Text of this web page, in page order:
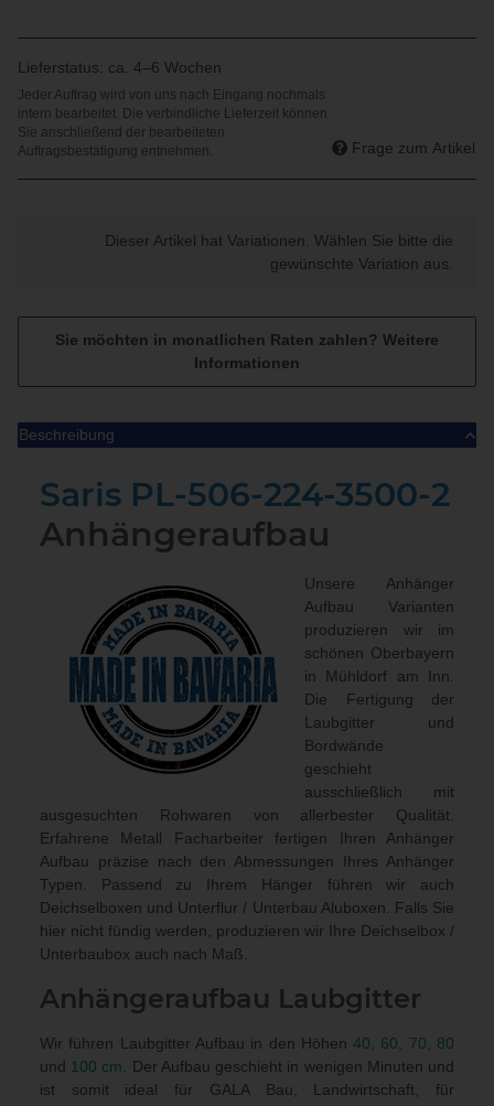
Lieferstatus: ca. 4–6 Wochen
Frage zum Artikel
Dieser Artikel hat Variationen. Wählen Sie bitte die
gewünschte Variation aus.
Sie möchten in monatlichen Raten zahlen? Weitere
Informationen
Beschreibung
Saris PL-506-224-3500-2
Anhängeraufbau
Unsere Anhänger
Aufbau Varianten
produzieren wir im
schönen Oberbayern
in Mühldorf am Inn.
Die Fertigung der
Laubgitter und
Bordwände
geschieht
ausschließlich mit
ausgesuchten Rohwaren von allerbester Qualität.
Erfahrene Metall Facharbeiter fertigen Ihren Anhänger
Aufbau präzise nach den Abmessungen Ihres Anhänger
Typen. Passend zu Ihrem Hänger führen wir auch
Deichselboxen und Unterflur / Unterbau Aluboxen . Falls Sie
hier nicht fündig werden, produzieren wir Ihre Deichselbox /
Unterbaubox auch nach Maß
Anhängeraufbau Laubgitter
Wir führen Laubgitter Aufbau in den Höhen40, 60, 70, 80
und 100 cm . Der Aufbau geschieht in wenigen Minuten und
ist somit ideal für GALA Bau, Landwirtschaft, für